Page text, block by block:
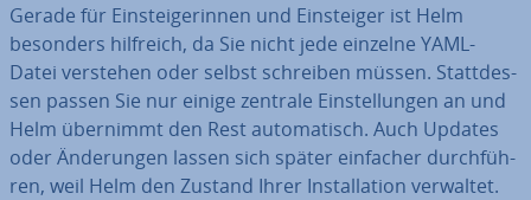
Gerade für Ein­stei­ge­rin­nen und Ein­stei­ger ist Helm
besonders hilfreich, da Sie nicht jede einzelne YAML-
Datei verstehen oder selbst schreiben müssen. Statt­des­
sen passen Sie nur einige zentrale Ein­stel­lun­gen an und
Helm übernimmt den Rest au­to­ma­tisch. Auch Updates
oder Än­de­run­gen lassen sich später einfacher durch­füh­
ren, weil Helm den Zustand Ihrer In­stal­la­ti­on verwaltet.